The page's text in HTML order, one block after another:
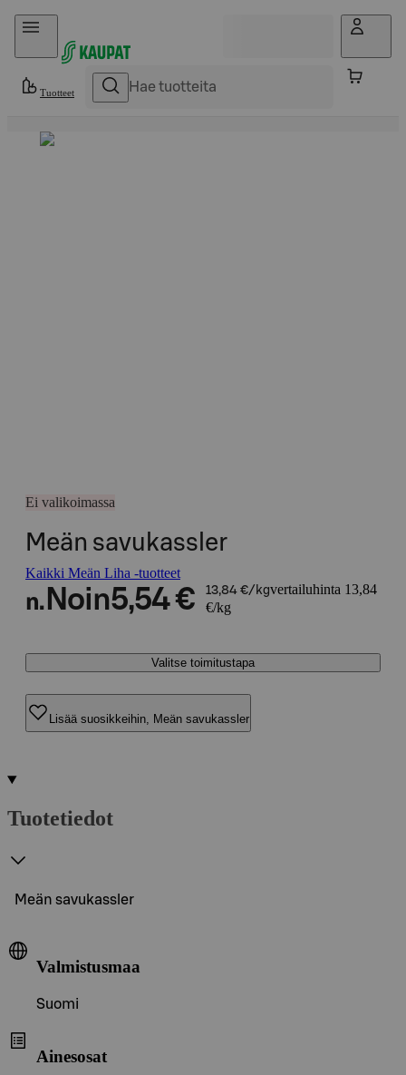
Hyppää sisältöön
Tuotteet
Ei valikoimassa
Meän savukassler
Kaikki Meän Liha -tuotteet
n. Noin5,54 € 13,84 €/kgvertailuhinta 13,84
€/kg
Valitse toimitustapa
Lisää suosikkeihin, Meän savukassler
Tuotetiedot
Meän savukassler
Valmistusmaa
Suomi
Ainesosat